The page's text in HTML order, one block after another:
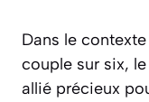
Dans le
couple sur six,
allié précieux